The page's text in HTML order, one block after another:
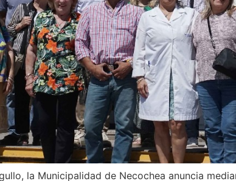
la Municipalidad de Necochea anuncia